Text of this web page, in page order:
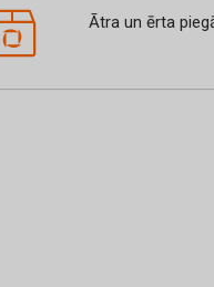
Ātra un ērta